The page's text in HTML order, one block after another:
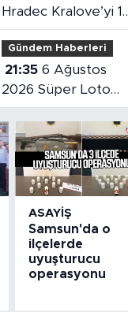
Hradec Kralove’yi 1-
0 mağlup etti
Gündem Haberleri
21:35 6 Ağustos
2026 Süper Loto
sonuçları açıklandı
ASAYIŞ
Samsun'da o
ilçelerde
uyuşturucu
operasyonu